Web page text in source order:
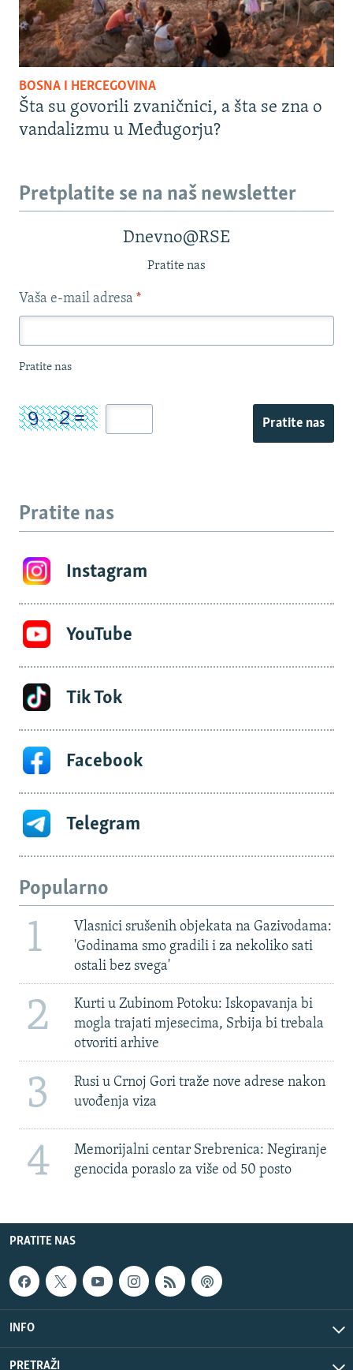
BOSNA I HERCEGOVINA
Šta su govorili zvaničnici, a šta se zna o
vandalizmu u Međugorju?
Pretplatite se na naš newsletter
Dnevno@RSE
Pratite nas
Vaša e-mail adresa *
Pratite nas
Pratite nas
Pratite nas
Instagram
YouTube
Tik Tok
Facebook
Telegram
Popularno
1
Vlasnici srušenih objekata na Gazivodama:
'Godinama smo gradili i za nekoliko sati
ostali bez svega'
2
Kurti u Zubinom Potoku: Iskopavanja bi
mogla trajati mjesecima, Srbija bi trebala
otvoriti arhive
3
Rusi u Crnoj Gori traže nove adrese nakon
uvođenja viza
4
Memorijalni centar Srebrenica: Negiranje
genocida poraslo za više od 50 posto
PRATITE NAS
INFO
PRETRAŽI